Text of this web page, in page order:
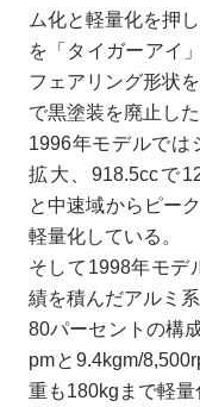
ム化と軽量化を押
を「タイガーアイ
フェアリング形状
で黒塗装を廃止した
1996年モデルでは
拡大、918.5ccで
と中速域からピー
軽量化している。
そして1998年モデ
績を積んだアルミ
80パーセントの構
pmと9.4kgm/
重も180kgまで軽量